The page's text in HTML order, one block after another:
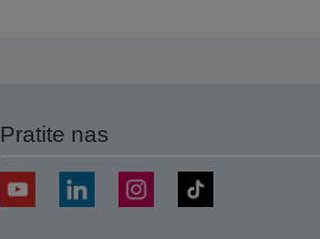
Pratite nas